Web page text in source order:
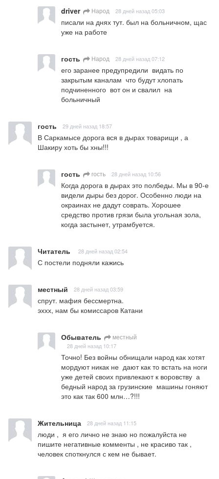
driver Народ 28 дней назад 05:03
писали на днях тут. был на больничном, щас
уже на работе
гость Народ 28 дней назад 07:12
его заранее предупредили  видать по
закрытым каналам  что будут хлопать
подчиненного  вот он и свалил  на
больничный
гость 29 дней назад 18:57
В Саркамысе дорога вся в дырах товарищи , а
Шакиру хоть бы хны!!!
гость гость 28 дней назад 10:56
Когда дорога в дырах это полбеды. Мы в 90-е
видели дыры без дорог. Особенно люди на
окраинах не дадут соврать. Хорошее
средство против грязи была угольная зола,
когда застынет, утрамбуется.
Читатель 28 дней назад 02:54
С постели подняли кажись
местный 28 дней назад 03:59
спрут. мафия бессмертна.
эххх, нам бы комиссаров Катани
Обыватель местный
28 дней назад 10:17
Точно! Без войны обнищали народ как хотят
мордуют никак не  дают как то встать на ноги
уже детей своих привлекают к воровству  а
бедный народ за грузинские  машины гоняют
это как так 600 млн…?!!!
Жительница 28 дней назад 11:15
люди ,  я его лично не знаю но пожалуйста не
пишите негативные комменты , не красиво так ,
человек споткнулся с кем не бывает.